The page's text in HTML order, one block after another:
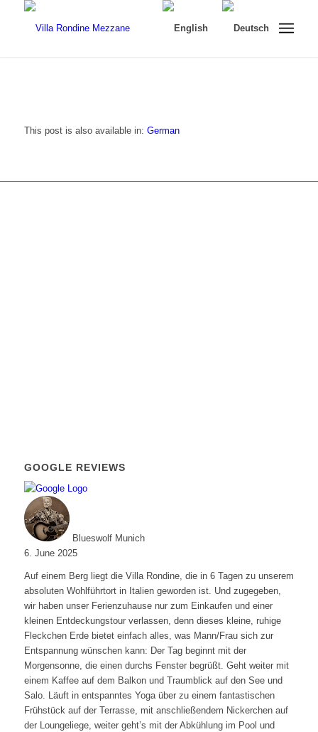
This post is also available in: German
GOOGLE REVIEWS
Blueswolf Munich
6. June 2025
Auf einem Berg liegt die Villa Rondine, die in 6 Tagen zu unserem
absoluten Wohlführtort in Italien geworden ist. Und zugegeben,
wir haben unser Ferienzuhause nur zum Einkaufen und einer
kleinen Entdeckungstour verlassen, denn dieses kleine, ruhige
Fleckchen Erde bietet einfach alles, was Mann/Frau sich zur
Entspannung wünschen kann: Der Tag beginnt mit der
Morgensonne, die einen durchs Fenster begrüßt. Geht weiter mit
einem Kaffee auf dem Balkon und Traumblick auf den See und
Salo. Läuft in entspanntes Yoga über zu einem fantastischen
Frühstück auf der Terrasse, mit anschließendem Nickerchen auf
der Loungeliege, weiter geht’s mit der Abkühlung im Pool und